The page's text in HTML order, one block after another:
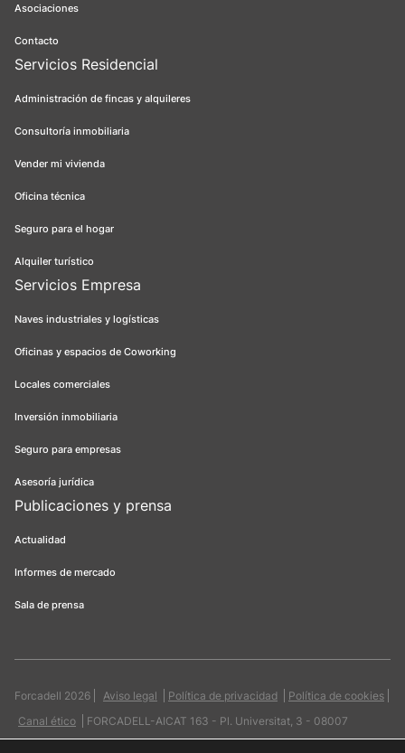
Asociaciones
Contacto
Servicios Residencial
Administración de fincas y alquileres
Consultoría inmobiliaria
Vender mi vivienda
Oficina técnica
Seguro para el hogar
Alquiler turístico
Servicios Empresa
Naves industriales y logísticas
Oficinas y espacios de Coworking
Locales comerciales
Inversión inmobiliaria
Seguro para empresas
Asesoría jurídica
Publicaciones y prensa
Actualidad
Informes de mercado
Sala de prensa
Forcadell 2026 Aviso legal Política de privacidad
Política de cookies
Canal ético
FORCADELL-AICAT 163 - Pl. Universitat, 3 - 08007